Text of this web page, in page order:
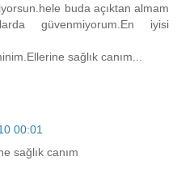
buda açıktan almam
güvenmiyorum.En iyisi
sağlık canım...
00:01
sağlık canım